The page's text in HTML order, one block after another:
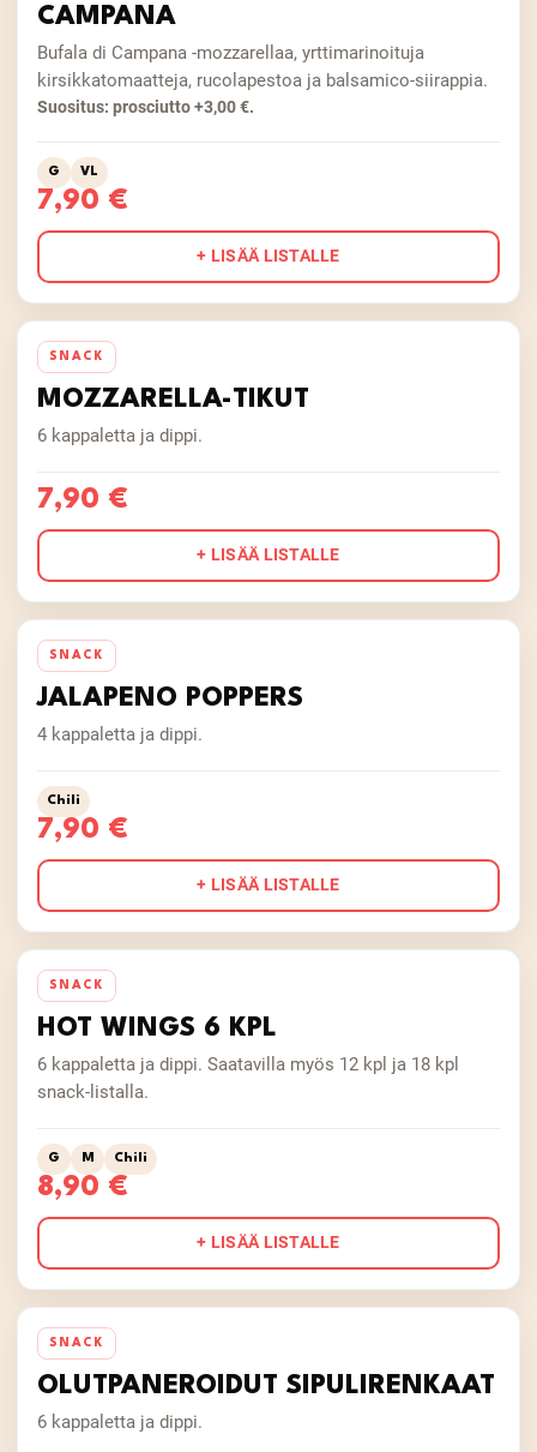
CAMPANA
Bufala di Campana -mozzarellaa, yrttimarinoituja
kirsikkatomaatteja, rucolapestoa ja balsamico-siirappia.
Suositus: prosciutto +3,00 €.
G VL
7,90 €
+ LISÄÄ LISTALLE
SNACK
MOZZARELLA-TIKUT
6 kappaletta ja dippi.
7,90 €
+ LISÄÄ LISTALLE
SNACK
JALAPENO POPPERS
4 kappaletta ja dippi.
Chili
7,90 €
+ LISÄÄ LISTALLE
SNACK
HOT WINGS 6 KPL
6 kappaletta ja dippi. Saatavilla myös 12 kpl ja 18 kpl
snack-listalla.
G M Chili
8,90 €
+ LISÄÄ LISTALLE
SNACK
OLUTPANEROIDUT SIPULIRENKAAT
6 kappaletta ja dippi.